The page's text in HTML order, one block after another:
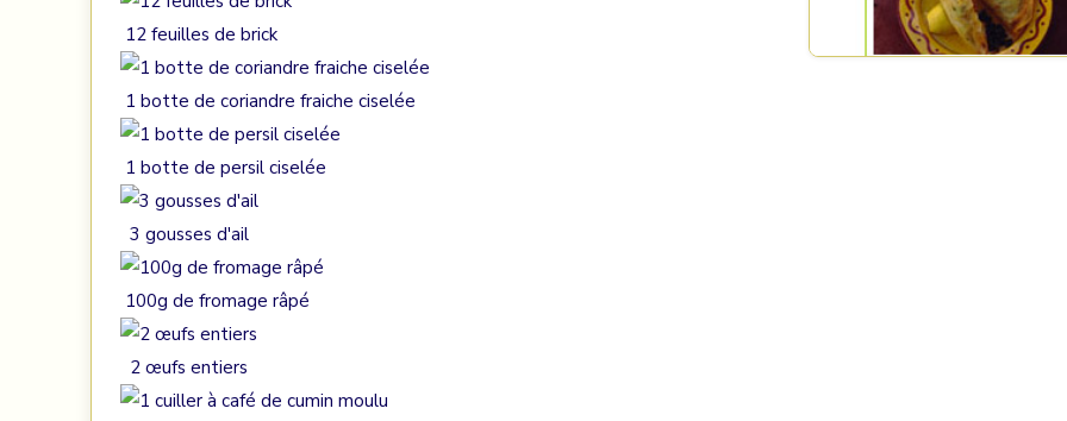
12 feuilles de brick
1 botte de coriandre fraiche ciselée
1 botte de persil ciselée
3 gousses d'ail
100g de fromage râpé
2 œufs entiers